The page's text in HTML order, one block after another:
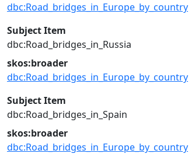
dbc:Road_bridges_in_Europe_by_country
Subject Item
dbc:Road_bridges_in_Russia
skos:broader
dbc:Road_bridges_in_Europe_by_country
Subject Item
dbc:Road_bridges_in_Spain
skos:broader
dbc:Road_bridges_in_Europe_by_country